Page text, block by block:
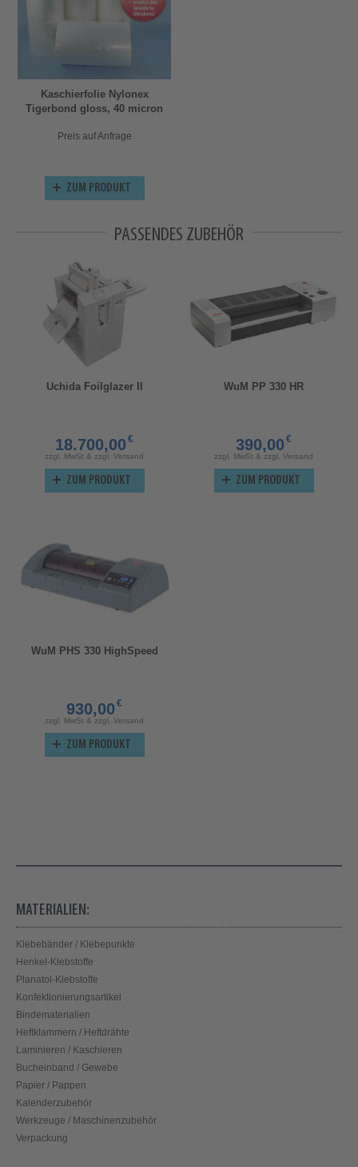
Kaschierfolie Nylonex
Tigerbond gloss, 40 micron
Preis auf Anfrage
ZUM PRODUKT
PASSENDES ZUBEHÖR
Uchida Foilglazer II
18.700,00 €
zzgl. MwSt & zzgl. Versand
ZUM PRODUKT
WuM PP 330 HR
390,00 €
zzgl. MwSt & zzgl. Versand
ZUM PRODUKT
WuM PHS 330 HighSpeed
930,00 €
zzgl. MwSt & zzgl. Versand
ZUM PRODUKT
MATERIALIEN:
Klebebänder / Klebepunkte
Henkel-Klebstoffe
Planatol-Klebstoffe
Konfektionierungsartikel
Bindematerialien
Heftklammern / Heftdrähte
Laminieren / Kaschieren
Bucheinband / Gewebe
Papier / Pappen
Kalenderzubehör
Werkzeuge / Maschinenzubehör
Verpackung